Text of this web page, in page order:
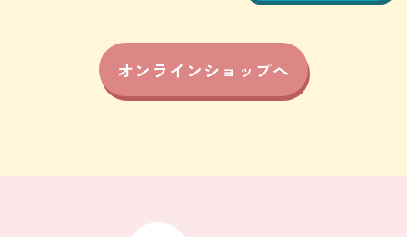
オンラインショップへ